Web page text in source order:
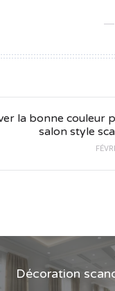
la bonne couleur
salon style
Décoration